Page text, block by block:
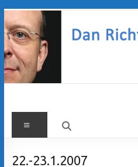
Zum
Inhalt
springen
Dan
Richter
Menü
22.-23.1.2007